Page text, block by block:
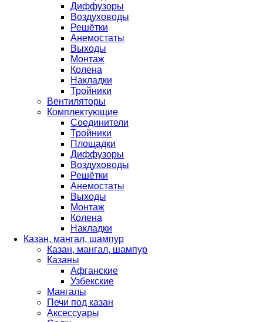
Диффузоры
Воздуховоды
Решётки
Анемостаты
Выходы
Монтаж
Колена
Накладки
Тройники
Вентиляторы
Комплектующие
Соединители
Тройники
Площадки
Диффузоры
Воздуховоды
Решётки
Анемостаты
Выходы
Монтаж
Колена
Накладки
Казан, мангал, шампур
Казан, мангал, шампур
Казаны
Афганские
Узбекские
Мангалы
Печи под казан
Аксессуары